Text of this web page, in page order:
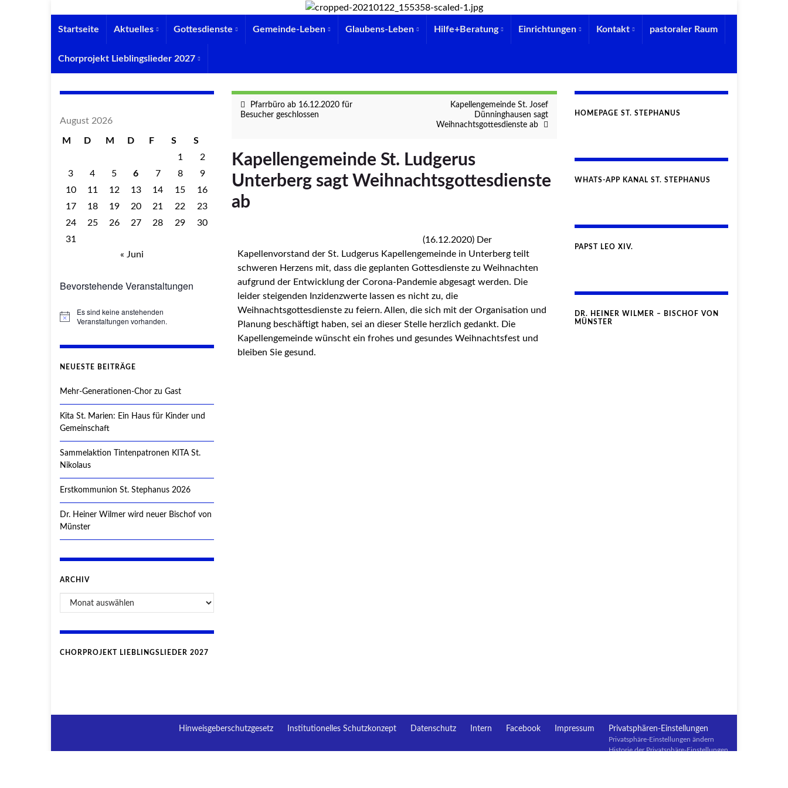
Startseite Aktuelles Gottesdienste Gemeinde-Leben Glaubens-Leben Hilfe+Beratung Einrichtungen Kontakt pastoraler Raum
Chorprojekt Lieblingslieder 2027
Pfarrbüro ab 16.12.2020 für
Besucher geschlossen
Kapellengemeinde St. Josef
Dünninghausen sagt
Weihnachtsgottesdienste ab
Kapellengemeinde St. Ludgerus
Unterberg sagt Weihnachtsgottesdienste
ab
(16.12.2020) Der
Kapellenvorstand der St. Ludgerus Kapellengemeinde in Unterberg teilt
schweren Herzens mit, dass die geplanten Gottesdienste zu Weihnachten
aufgrund der Entwicklung der Corona-Pandemie abgesagt werden. Die
leider steigenden Inzidenzwerte lassen es nicht zu, die
Weihnachtsgottesdienste zu feiern. Allen, die sich mit der Organisation und
Planung beschäftigt haben, sei an dieser Stelle herzlich gedankt. Die
Kapellengemeinde wünscht ein frohes und gesundes Weihnachtsfest und
bleiben Sie gesund.
August 2026
M D M D F S
S
1
2
3
4 5 6 7 8
9
10
11 12 13 14 15
16
17
18 19 20 21 22
23
24
25 26 27 28 29
30
31
« Juni
Bevorstehende Veranstaltungen
Hinweis
Es sind keine anstehenden
Veranstaltungen vorhanden.
NEUESTE BEITRÄGE
Mehr-Generationen-Chor zu Gast
Kita St. Marien: Ein Haus für Kinder und
Gemeinschaft
Sammelaktion Tintenpatronen KITA St.
Nikolaus
Erstkommunion St. Stephanus 2026
Dr. Heiner Wilmer wird neuer Bischof von
Münster
ARCHIV
CHORPROJEKT LIEBLINGSLIEDER 2027
HOMEPAGE ST. STEPHANUS
WHATS-APP KANAL ST. STEPHANUS
PAPST LEO XIV.
DR. HEINER WILMER – BISCHOF VON
MÜNSTER
Hinweisgeberschutzgesetz Institutionelles Schutzkonzept Datenschutz Intern Facebook Impressum Privatsphären-Einstellungen
Privatsphäre-Einstellungen ändern
Historie der Privatsphäre-Einstellungen